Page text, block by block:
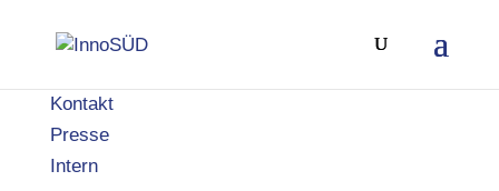
Kontakt
Presse
Intern